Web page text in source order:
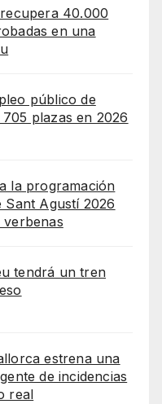
40.000
en una
público de
plazas en 2026
la programación
Sant Agustí 2026
verbenas
tendrá un tren
estrena una
de incidencias
real